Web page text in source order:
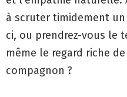
à scruter timidement
ci, ou prendrez-vous le
même le regard riche
compagnon ?